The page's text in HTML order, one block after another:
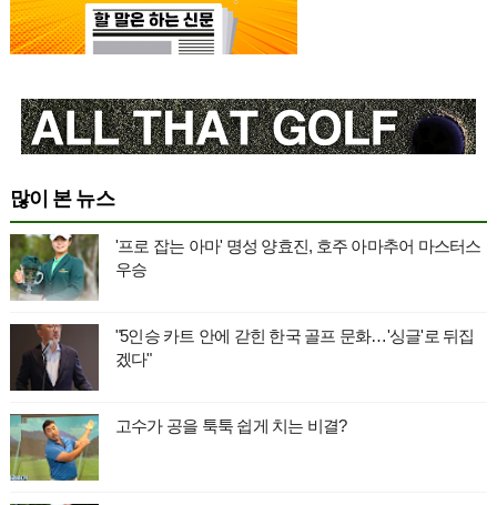
많이 본 뉴스
'프로 잡는 아마' 명성 양효진, 호주 아마추어 마스터스
우승
"5인승 카트 안에 갇힌 한국 골프 문화…'싱글'로 뒤집
겠다"
고수가 공을 툭툭 쉽게 치는 비결?